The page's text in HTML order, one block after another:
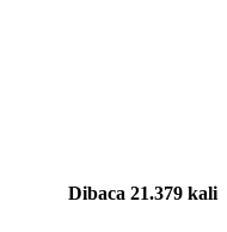
Dibaca 21.379 kali